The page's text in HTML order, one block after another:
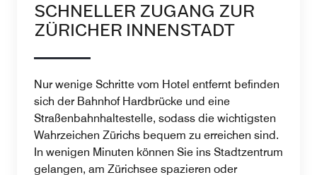
SCHNELLER ZUGANG ZUR
ZÜRICHER INNENSTADT
Nur wenige Schritte vom Hotel entfernt befinden
sich der Bahnhof Hardbrücke und eine
Straßenbahnhaltestelle, sodass die wichtigsten
Wahrzeichen Zürichs bequem zu erreichen sind.
In wenigen Minuten können Sie ins Stadtzentrum
gelangen, am Zürichsee spazieren oder